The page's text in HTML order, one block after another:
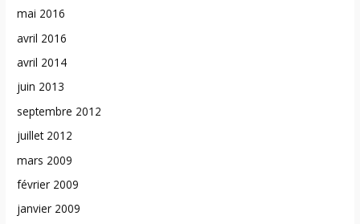
mai 2016
avril 2016
avril 2014
juin 2013
septembre 2012
juillet 2012
mars 2009
février 2009
janvier 2009